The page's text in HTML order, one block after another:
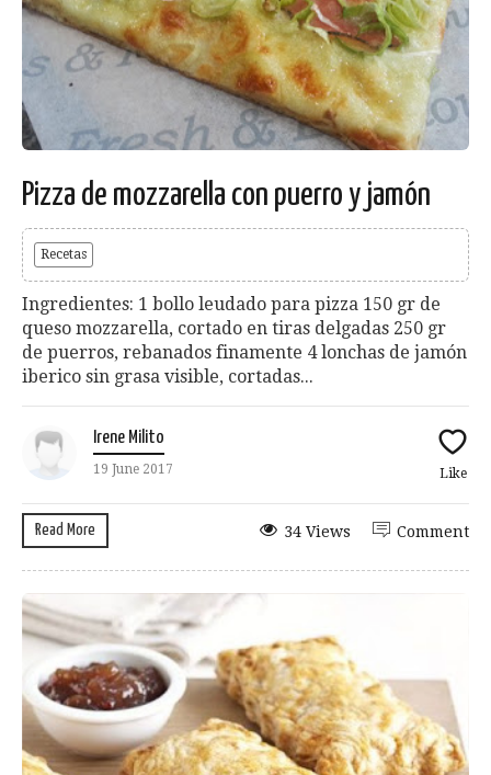
Pizza de mozzarella con puerro y jamón
Recetas
Ingredientes: 1 bollo leudado para pizza 150 gr de
queso mozzarella, cortado en tiras delgadas 250 gr
de puerros, rebanados finamente 4 lonchas de jamón
iberico sin grasa visible, cortadas...
Irene Milito
19 June 2017 Like
Read More Comment
34 Views